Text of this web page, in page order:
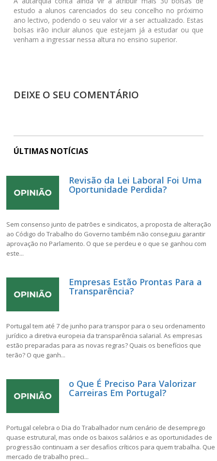
estudo a alunos carenciados do seu concelho no próximo
ano lectivo, podendo o seu valor vir a ser actualizado. Estas
bolsas irão incluir alunos que estejam já a estudar ou que
venham a ingressar nessa altura no ensino superior.
DEIXE O SEU COMENTÁRIO
ÚLTIMAS NOTÍCIAS
Revisão da Lei Laboral Foi Uma
Oportunidade Perdida?
Sem consenso junto de patrões e sindicatos, a proposta de alteração
ao Código do Trabalho do Governo também não conseguiu garantir
aprovação no Parlamento. O que se perdeu e o que se ganhou com
este...
Empresas Estão Prontas Para a
Transparência?
Portugal tem até 7 de junho para transpor para o seu ordenamento
jurídico a diretiva europeia da transparência salarial. As empresas
estão preparadas para as novas regras? Quais os benefícios que
terão? O que ganh...
o Que É Preciso Para Valorizar
Carreiras Em Portugal?
Portugal celebra o Dia do Trabalhador num cenário de desemprego
quase estrutural, mas onde os baixos salários e as oportunidades de
progressão continuam a ser desafios críticos para quem trabalha. Que
mercado de trabalho preci...